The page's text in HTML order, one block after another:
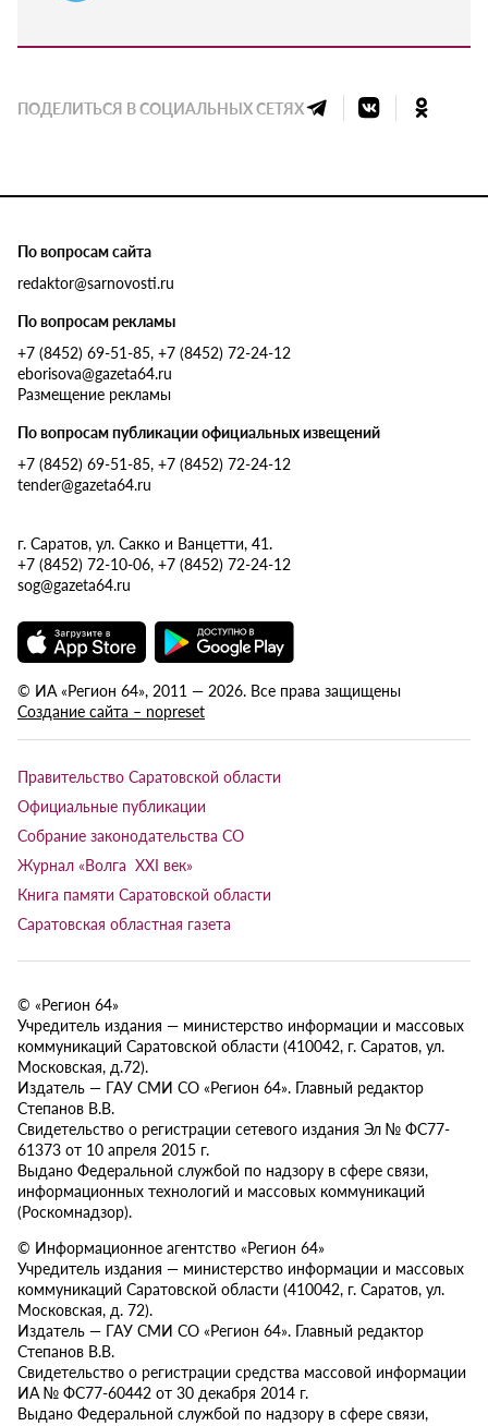
ПОДЕЛИТЬСЯ В СОЦИАЛЬНЫХ СЕТЯХ
По вопросам сайта
redaktor@sarnovosti.ru
По вопросам рекламы
+7 (8452) 69-51-85, +7 (8452) 72-24-12
eborisova@gazeta64.ru
Размещение рекламы
По вопросам публикации официальных извещений
+7 (8452) 69-51-85, +7 (8452) 72-24-12
tender@gazeta64.ru
г. Саратов, ул. Сакко и Ванцетти, 41.
+7 (8452) 72-10-06, +7 (8452) 72-24-12
sog@gazeta64.ru
© ИА «Регион 64», 2011 — 2026. Все права защищены
Создание сайта – nopreset
Правительство Саратовской области
Официальные публикации
Собрание законодательства СО
Журнал «Волга XXI век»
Книга памяти Саратовской области
Саратовская областная газета
© «Регион 64»
Учредитель издания — министерство информации и массовых
коммуникаций Саратовской области (410042, г. Саратов, ул.
Московская, д.72).
Издатель — ГАУ СМИ СО «Регион 64». Главный редактор
Степанов В.В.
Свидетельство о регистрации сетевого издания Эл № ФС77-
61373 от 10 апреля 2015 г.
Выдано Федеральной службой по надзору в сфере связи,
информационных технологий и массовых коммуникаций
(Роскомнадзор).
© Информационное агентство «Регион 64»
Учредитель издания — министерство информации и массовых
коммуникаций Саратовской области (410042, г. Саратов, ул.
Московская, д. 72).
Издатель — ГАУ СМИ СО «Регион 64». Главный редактор
Степанов В.В.
Свидетельство о регистрации средства массовой информации
ИА № ФС77-60442 от 30 декабря 2014 г.
Выдано Федеральной службой по надзору в сфере связи,